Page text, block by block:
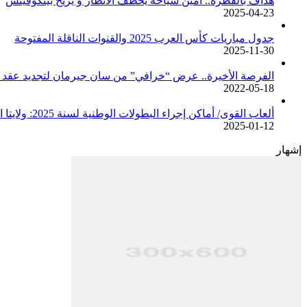
2025-04-23
جدول مباريات كأس العرب 2025 والقنوات الناقلة المفتوحة
2025-11-30
الفرصة الأخيرة.. عرض “خرافي” من سان جيرمان لتجديد عقد
2022-05-18
ألعاب القوى/ أماكن إجراء البطولات الوطنية لسنة 2025: ولايتا الجزائر وبجاية تحتضنان أغلبية المسابقات /اتحادية/
2025-01-12
إشهار